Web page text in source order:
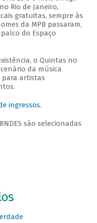
Rio de Janeiro,
gratuitas, sempre às
da MPB passaram,
do Espaço
o Quintas no
da música
para artistas
ingressos.
são selecionadas